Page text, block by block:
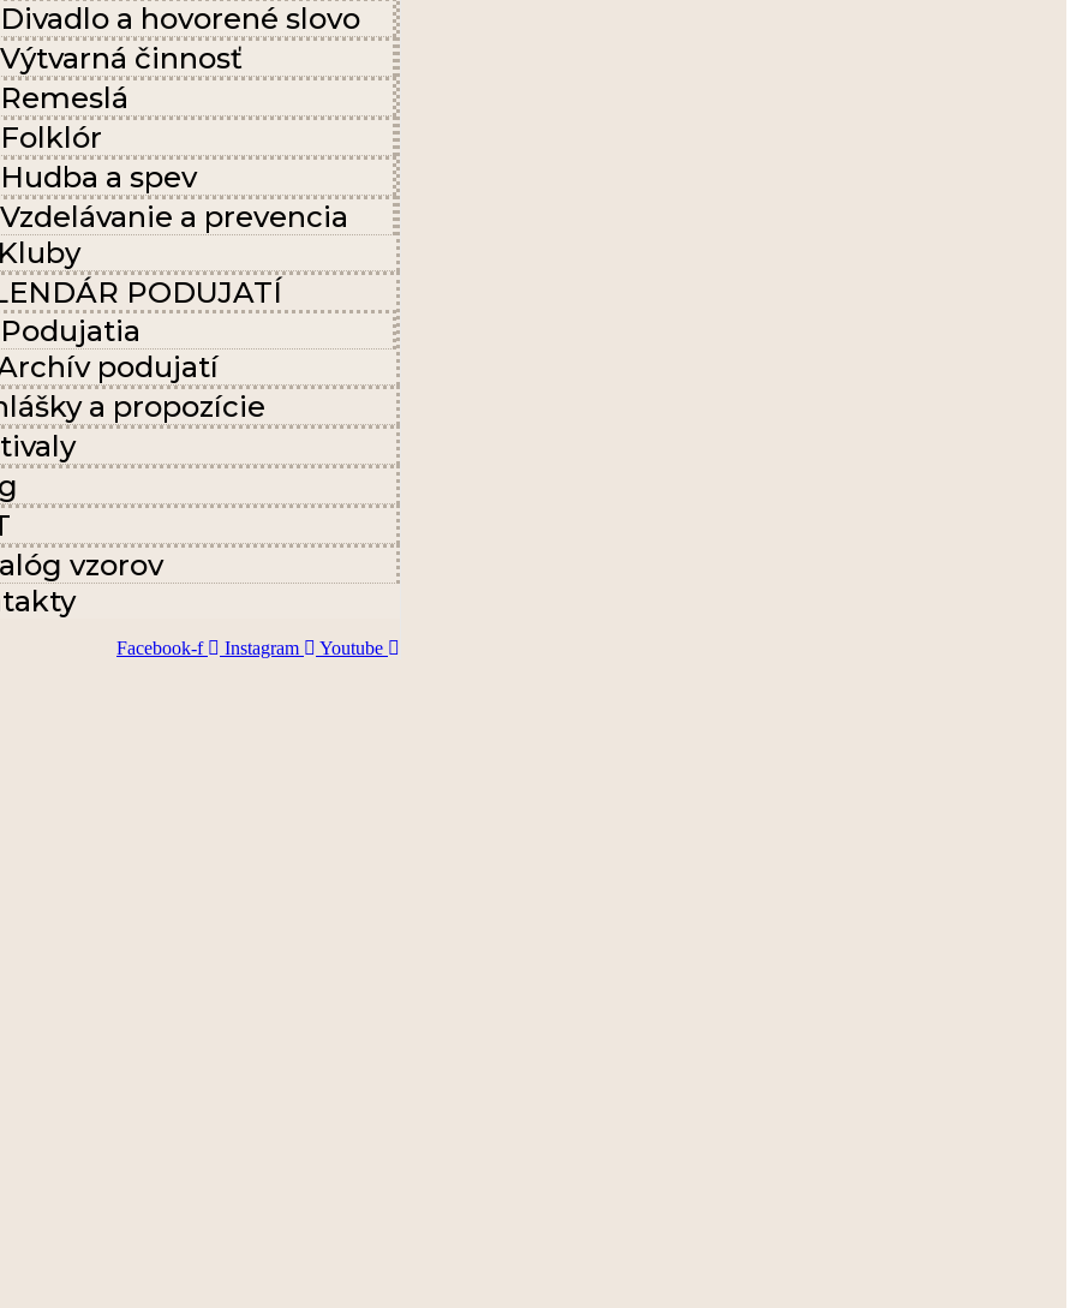
Divadlo a hovorené slovo
Výtvarná činnosť
Remeslá
Folklór
Hudba a spev
Vzdelávanie a prevencia
Kluby
PODUJATÍ
Podujatia
podujatí
a propozície
vzorov
Facebook-f Instagram Youtube